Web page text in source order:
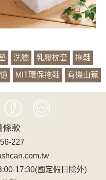
洗臉 乳膠枕套 拖鞋
MIT環保拖鞋 有機山蕉
條款
227
17:30(國定假日除外)